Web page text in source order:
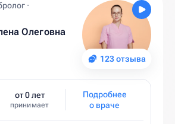
123 отзыва
·
Олеговна
от 0 лет
принимает
Подробнее
о враче